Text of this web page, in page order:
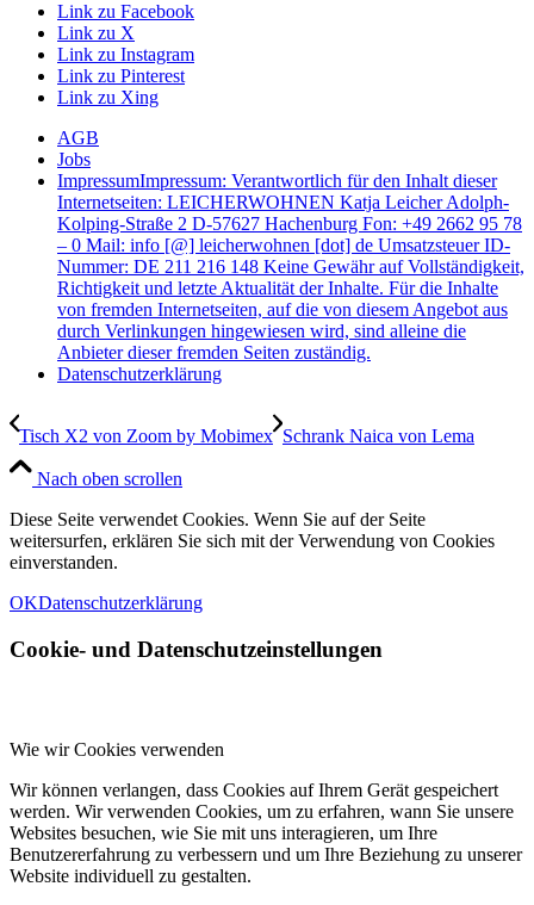
Link zu Facebook
Link zu X
Link zu Instagram
Link zu Pinterest
Link zu Xing
AGB
Jobs
ImpressumImpressum: Verantwortlich für den Inhalt dieser
Internetseiten: LEICHERWOHNEN Katja Leicher Adolph-
Kolping-Straße 2 D-57627 Hachenburg Fon: +49 2662 95 78
– 0 Mail: info [@] leicherwohnen [dot] de Umsatzsteuer ID-
Nummer: DE 211 216 148 Keine Gewähr auf Vollständigkeit,
Richtigkeit und letzte Aktualität der Inhalte. Für die Inhalte
von fremden Internetseiten, auf die von diesem Angebot aus
durch Verlinkungen hingewiesen wird, sind alleine die
Anbieter dieser fremden Seiten zuständig.
Datenschutzerklärung
Tisch X2 von Zoom by Mobimex Schrank Naica von Lema
Nach oben scrollen
Diese Seite verwendet Cookies. Wenn Sie auf der Seite
weitersurfen, erklären Sie sich mit der Verwendung von Cookies
einverstanden.
OKDatenschutzerklärung
Cookie- und Datenschutzeinstellungen
Wie wir Cookies verwenden
Wir können verlangen, dass Cookies auf Ihrem Gerät gespeichert
werden. Wir verwenden Cookies, um zu erfahren, wann Sie unsere
Websites besuchen, wie Sie mit uns interagieren, um Ihre
Benutzererfahrung zu verbessern und um Ihre Beziehung zu unserer
Website individuell zu gestalten.